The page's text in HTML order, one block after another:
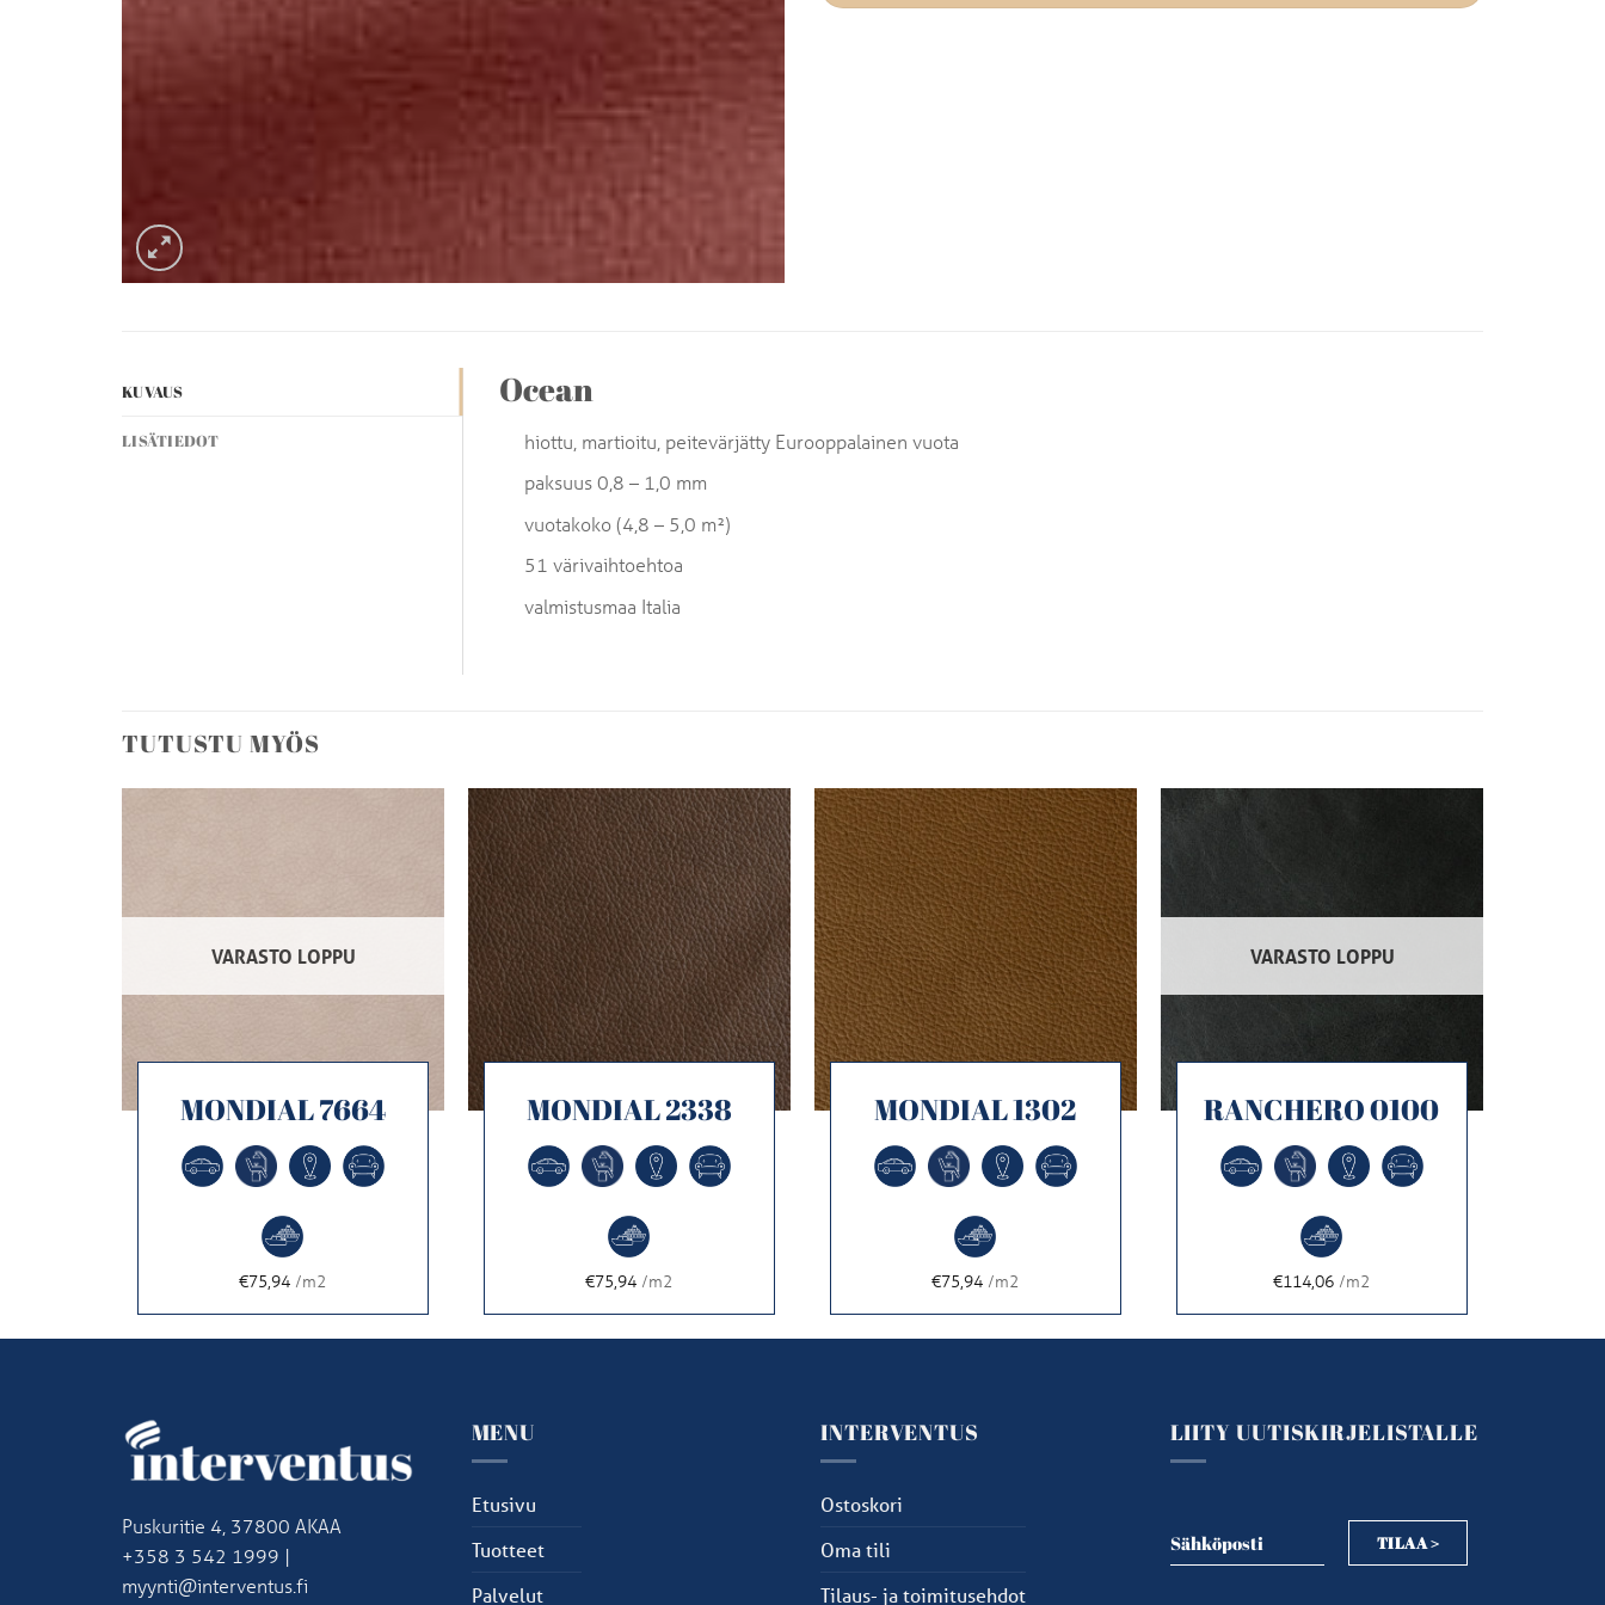
KUVAUS
LISÄTIEDOT
Ocean
hiottu, martioitu, peitevärjätty Eurooppalainen vuota
paksuus 0,8 – 1,0 mm
vuotakoko (4,8 – 5,0 m²)
51 värivaihtoehtoa
valmistusmaa Italia
TUTUSTU MYÖS
VARASTO LOPPU
MONDIAL 7664
€75,94 /m2
MONDIAL 2338
€75,94 /m2
MONDIAL 1302
€75,94 /m2
VARASTO LOPPU
RANCHERO 0100
€114,06 /m2
Puskuritie 4, 37800 AKAA
+358 3 542 1999 |
myynti@interventus.fi
MENU
Etusivu
Tuotteet
Palvelut
INTERVENTUS
Ostoskori
Oma tili
Tilaus- ja toimitusehdot
LIITY UUTISKIRJELISTALLE
Sähköposti
Sähköposti TILAA >